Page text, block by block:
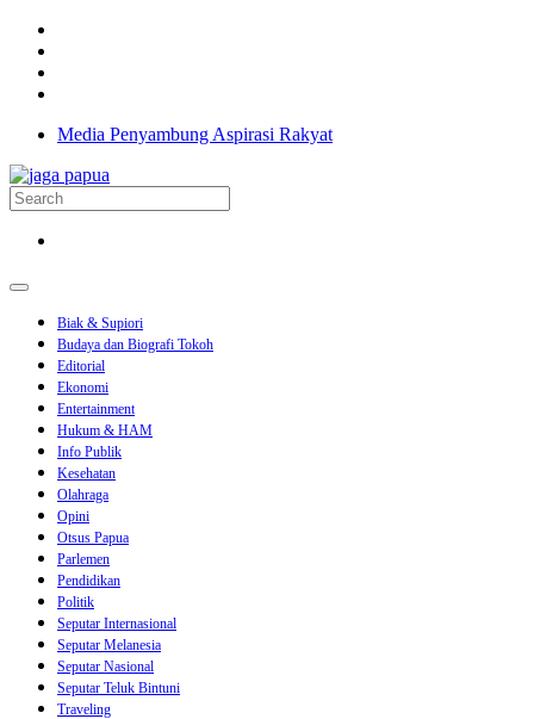
Media Penyambung Aspirasi Rakyat
Biak & Supiori
Budaya dan Biografi Tokoh
Editorial
Ekonomi
Entertainment
Hukum & HAM
Info Publik
Kesehatan
Olahraga
Opini
Otsus Papua
Parlemen
Pendidikan
Politik
Seputar Internasional
Seputar Melanesia
Seputar Nasional
Seputar Teluk Bintuni
Traveling